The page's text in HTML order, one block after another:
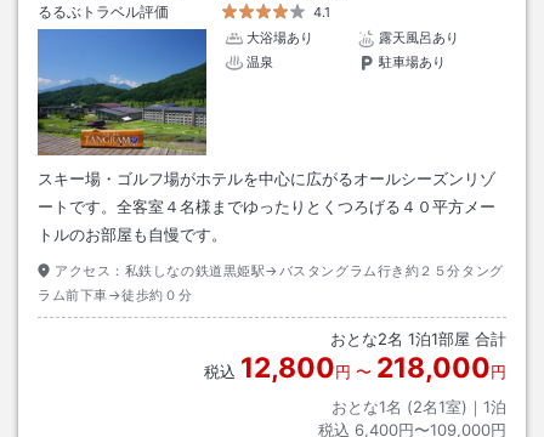
るるぶトラベル評価
4.1
大浴場あり
露天風呂あり
温泉
駐車場あり
スキー場・ゴルフ場がホテルを中心に広がるオールシーズンリゾ
ートです。全客室４名様までゆったりとくつろげる４０平方メー
トルのお部屋も自慢です。
アクセス： 私鉄しなの鉄道黒姫駅→バスタングラム行き約２５分タング
ラム前下車→徒歩約０分
おとな2名 1泊1部屋 合計
税込 12,800円 〜 218,000円
おとな1名 (2名1室)｜ 1泊
税込 6,400円〜109,000円